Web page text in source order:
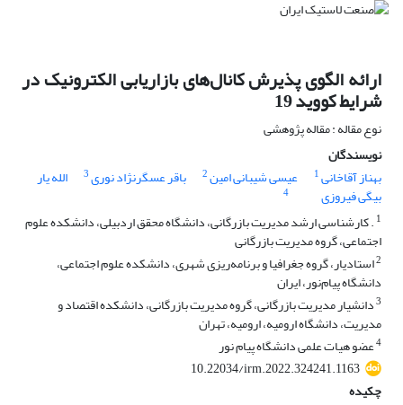
ارائه الگوی پذیرش کانال‌های بازاریابی الکترونیک در
شرایط کووید 19
نوع مقاله : مقاله پژوهشی
نویسندگان
بهناز آقاخانی1 عیسی شیبانی امین2 باقر عسگرنژاد نوری3 الله یار
بیگی فیروزی
4
1 . کارشناسی ارشد مدیریت بازرگانی، دانشگاه محقق اردبیلی، دانشکده علوم
اجتماعی، گروه مدیریت بازرگانی
2استادیار، گروه جغرافیا و برنامه‌ریزی شهری، دانشکده علوم اجتماعی،
دانشگاه پیام‌نور، ایران
3دانشیار مدیریت بازرگانی، گروه مدیریت بازرگانی، دانشکده اقتصاد و
مدیریت، دانشگاه ارومیه، ارومیه، تهران
4عضو هیات علمی دانشگاه پیام نور
10.22034/irm.2022.324241.1163
چکیده